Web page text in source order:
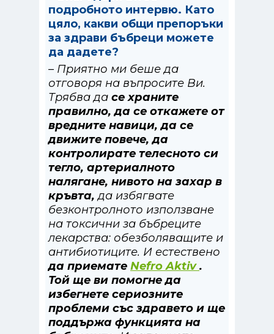
подробното интервю. Като
цяло, какви общи препоръки
за здрави бъбреци можете
да дадете?
– Приятно ми беше да
отговоря на въпросите Ви.
Трябва да се храните
правилно, да се откажете от
вредните навици, да се
движите повече, да
контролирате телесното си
тегло, артериалното
налягане, нивото на захар в
кръвта,да избягвате
безконтролното използване
на токсични за бъбреците
лекарства: обезболяващите и
антибиотиците. И естествено
да приемате Nefro Aktiv.
Той ще ви помогне да
избегнете сериозните
проблеми със здравето и ще
поддържа функцията на